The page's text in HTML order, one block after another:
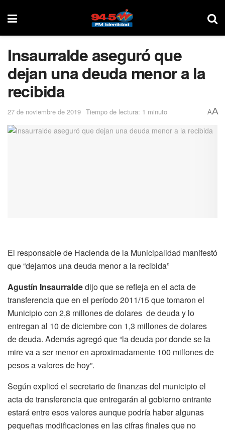
Insaurralde aseguró que
dejan una deuda menor a la
recibida
27 de noviembre de 2019 Tiempo de lectura: 1 minuto AA
El responsable de Hacienda de la Municipalidad manifestó
que “dejamos una deuda menor a la recibida”
Agustín Insaurraldedijo que se refleja en el acta de
transferencia que en el período 2011/15 que tomaron el
Municipio con 2,8 millones de dolares de deuda y lo
entregan al 10 de diciembre con 1,3 millones de dolares
de deuda. Además agregó que “la deuda por donde se la
mire va a ser menor en aproximadamente 100 millones de
pesos a valores de hoy”.
Según explicó el secretario de finanzas del municipio el
acta de transferencia que entregarán al gobierno entrante
estará entre esos valores aunque podría haber algunas
pequeñas modificaciones en las cifras finales que no